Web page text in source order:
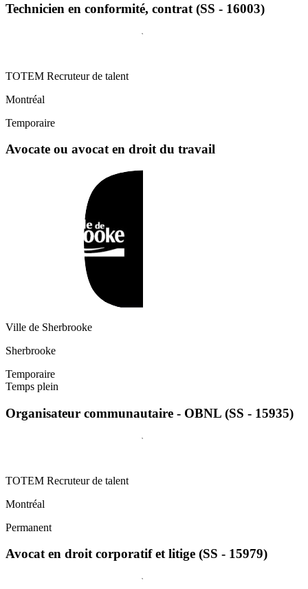
Technicien en conformité, contrat (SS - 16003)
TOTEM Recruteur de talent
Montréal
Temporaire
Avocate ou avocat en droit du travail
Ville de Sherbrooke
Sherbrooke
Temporaire
Temps plein
Organisateur communautaire - OBNL (SS - 15935)
TOTEM Recruteur de talent
Montréal
Permanent
Avocat en droit corporatif et litige (SS - 15979)